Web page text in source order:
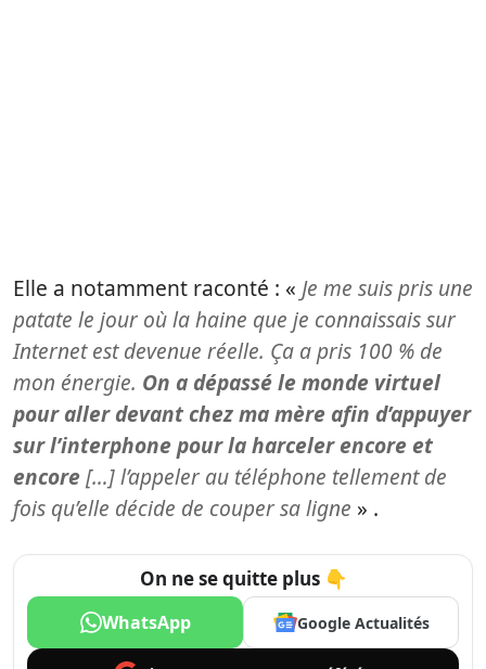
Elle a notamment raconté : « Je me suis pris une
patate le jour où la haine que je connaissais sur
Internet est devenue réelle. Ça a pris 100 % de
mon énergie. On a dépassé le monde virtuel
pour aller devant chez ma mère afin d’appuyer
sur l’interphone pour la harceler encore et
encore[…] l’appeler au téléphone tellement de
fois qu’elle décide de couper sa ligne » .
On ne se quitte plus 👇
WhatsApp Google Actualités